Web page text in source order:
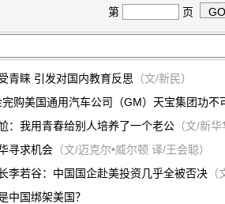
第
页
青睐 引发对国内教育反思 （文/新民）
购美国通用汽车公司（GM）天宝集团功不
：我用青春给别人培养了一个老公 （文/新
寻求机会 （文/迈克尔•威尔顿 译/王会聪）
李若谷：中国国企赴美投资几乎全被否决
中国绑架美国？